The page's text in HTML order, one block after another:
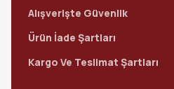
Alışverişte Güvenlik
Ürün İade Şartları
Kargo Ve Teslimat Şartları